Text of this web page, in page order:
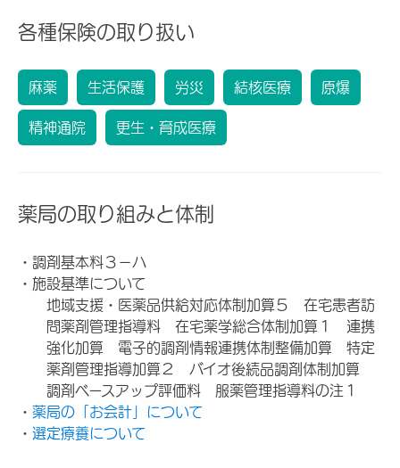
各種保険の取り扱い
麻薬 生活保護 労災 結核医療 原爆
精神通院 更生・育成医療
薬局の取り組みと体制
・調剤基本料３－ハ
・施設基準について
地域支援・医薬品供給対応体制加算５ 在宅患者訪
問薬剤管理指導料 在宅薬学総合体制加算１ 連携
強化加算 電子的調剤情報連携体制整備加算 特定
薬剤管理指導加算２ バイオ後続品調剤体制加算
調剤ベースアップ評価料 服薬管理指導料の注１
・ 薬局の「お会計」について
・ 選定療養について